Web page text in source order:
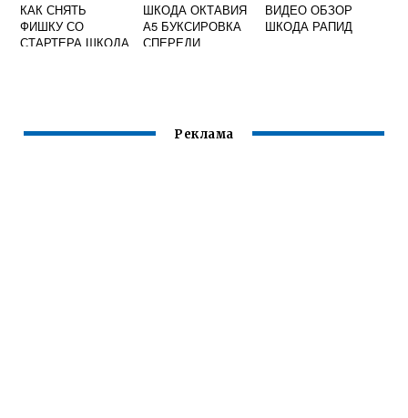
КАК СНЯТЬ
ФИШКУ СО
СТАРТЕРА ШКОДА
ШКОДА ОКТАВИЯ
А5 БУКСИРОВКА
СПЕРЕДИ
ВИДЕО ОБЗОР
ШКОДА РАПИД
Реклама